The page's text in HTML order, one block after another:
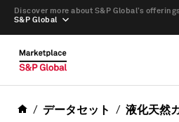
S&P Global
Discover more about S&P Global’s offerings
データセット 液化天然